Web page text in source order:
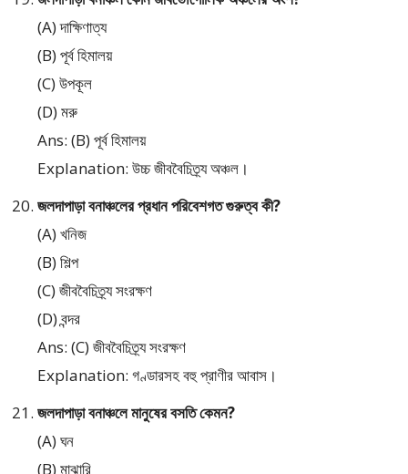
(A) দাক্ষিণাত্য
(B) পূর্ব হিমালয়
(C) উপকূল
(D) মরু
Ans: (B) পূর্ব হিমালয়
Explanation: উচ্চ জীববৈচিত্র্য অঞ্চল।
জলদাপাড়া বনাঞ্চলের প্রধান পরিবেশগত গুরুত্ব কী?
(A) খনিজ
(B) শিল্প
(C) জীববৈচিত্র্য সংরক্ষণ
(D) বন্দর
Ans: (C) জীববৈচিত্র্য সংরক্ষণ
Explanation: গণ্ডারসহ বহু প্রাণীর আবাস।
জলদাপাড়া বনাঞ্চলে মানুষের বসতি কেমন?
(A) ঘন
(B) মাঝারি